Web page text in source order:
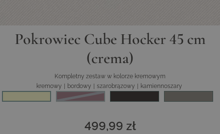
Pokrowiec Cube Hocker 45 cm
(crema)
bordowy
Kompletny zestaw w kolorze kremowym
kremowy
bordowy szarobrązowy kamiennoszary
499,99 zł